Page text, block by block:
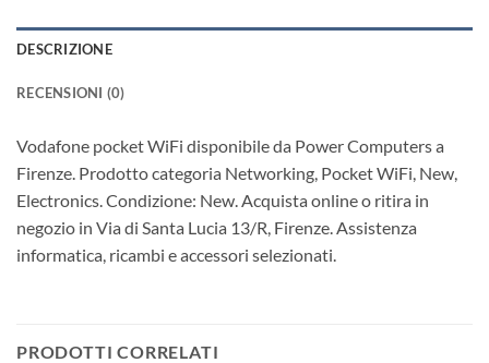
DESCRIZIONE
RECENSIONI (0)
Vodafone pocket WiFi disponibile da Power Computers a
Firenze. Prodotto categoria Networking, Pocket WiFi, New,
Electronics. Condizione: New. Acquista online o ritira in
negozio in Via di Santa Lucia 13/R, Firenze. Assistenza
informatica, ricambi e accessori selezionati.
PRODOTTI CORRELATI